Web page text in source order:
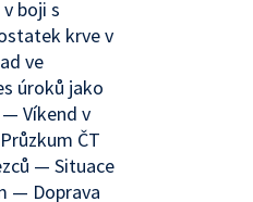
boji s
krve v
ve
úroků jako
Víkend v
ČT
— Situace
— Doprava